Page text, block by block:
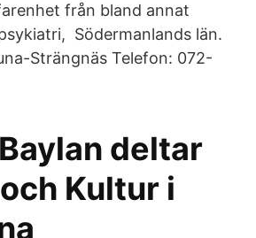
från bland annat
Södermanlands län.
Strängnäs Telefon: 072-
deltar
Kultur i